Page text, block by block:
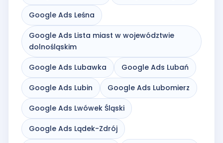
Google Ads Leśna
Google Ads Lista miast w województwie
dolnośląskim
Google Ads Lubawka Google Ads Lubań
Google Ads Lubin Google Ads Lubomierz
Google Ads Lwówek Śląski
Google Ads Lądek-Zdrój